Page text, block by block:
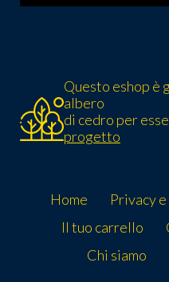
Questo eshop è
albero
di cedro per
progetto
Home Privacy
Il tuo carrello
Chi siamo